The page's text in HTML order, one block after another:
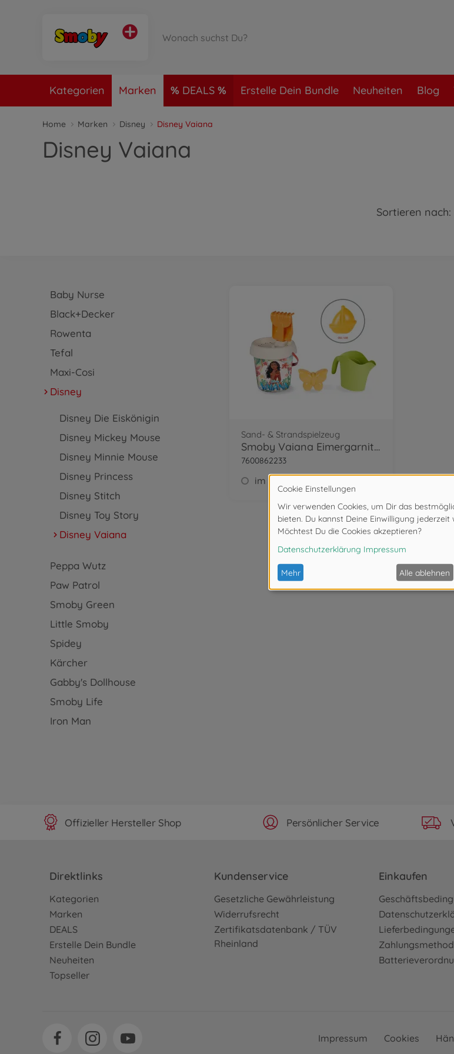
Kategorien Marken DEALS Erstelle Dein Bundle Neuheiten Blog
Home Marken Disney Disney Vaiana
Disney Vaiana
Sortieren nach:
Baby Nurse
Black+Decker
Rowenta
Tefal
Maxi-Cosi
Disney
Disney Die Eiskönigin
Disney Mickey Mouse
Disney Minnie Mouse
Disney Princess
Disney Stitch
Disney Toy Story
Disney Vaiana
Peppa Wutz
Paw Patrol
Smoby Green
Little Smoby
Spidey
Kärcher
Gabby's Dollhouse
Smoby Life
Iron Man
Sand- & Strandspielzeug
Smoby Vaiana Eimergarnitur mit Gießkanne
7600862233
im Handel erhältlich
Offizieller Hersteller Shop Persönlicher Service
Direktlinks
Kategorien
Marken
DEALS
Erstelle Dein Bundle
Neuheiten
Topseller
Kundenservice
Gesetzliche Gewährleistung
Widerrufsrecht
Zertifikatsdatenbank / TÜV
Rheinland
Einkaufen
Impressum Cookies